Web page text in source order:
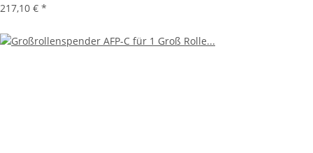
217,10 € *